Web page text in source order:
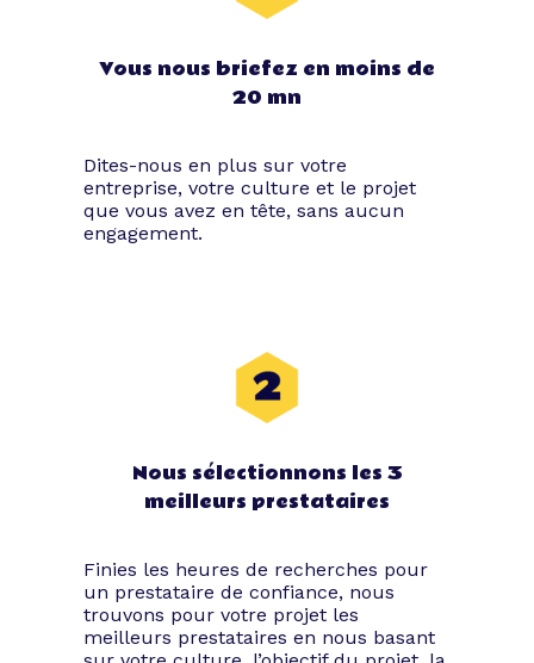
Vous nous briefez en moins de
20 mn
Dites-nous en plus sur votre
entreprise, votre culture et le projet
que vous avez en tête, sans aucun
engagement.
Nous sélectionnons les 3
meilleurs prestataires
Finies les heures de recherches pour
un prestataire de confiance, nous
trouvons pour votre projet les
meilleurs prestataires en nous basant